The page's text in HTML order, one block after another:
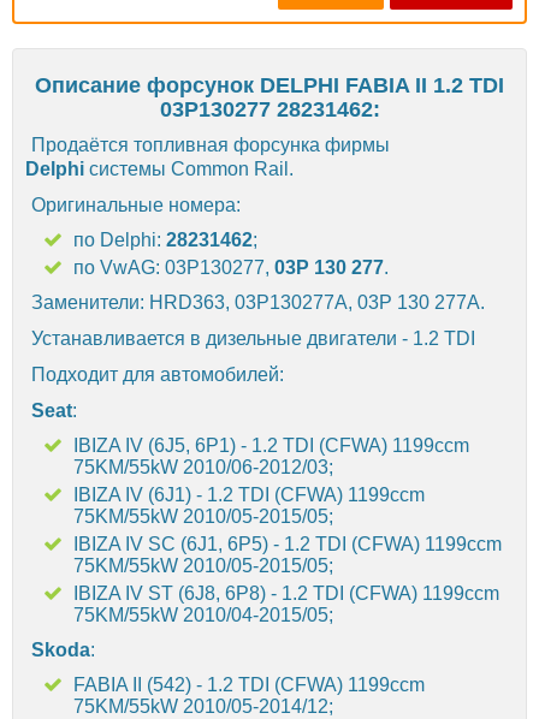
Описание форсунок DELPHI FABIA II 1.2 TDI
03P130277 28231462:
Продаётся топливная форсунка фирмы
Delphi системы Common Rail.
Оригинальные номера:
по Delphi: 28231462;
по VwAG: 03P130277, 03P 130 277.
Заменители: HRD363, 03P130277A, 03P 130 277A.
Устанавливается в дизельные двигатели - 1.2 TDI
Подходит для автомобилей:
Seat:
IBIZA IV (6J5, 6P1) - 1.2 TDI (CFWA) 1199ccm
75KM/55kW 2010/06-2012/03;
IBIZA IV (6J1) - 1.2 TDI (CFWA) 1199ccm
75KM/55kW 2010/05-2015/05;
IBIZA IV SC (6J1, 6P5) - 1.2 TDI (CFWA) 1199ccm
75KM/55kW 2010/05-2015/05;
IBIZA IV ST (6J8, 6P8) - 1.2 TDI (CFWA) 1199ccm
75KM/55kW 2010/04-2015/05;
Skoda:
FABIA II (542) - 1.2 TDI (CFWA) 1199ccm
75KM/55kW 2010/05-2014/12;